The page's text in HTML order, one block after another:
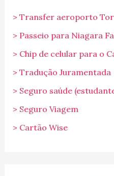
> Transfer aeroporto
> Passeio para Niagara
> Chip de celular para o
> Tradução Juramentada
> Seguro saúde
> Seguro Viagem
> Cartão Wise